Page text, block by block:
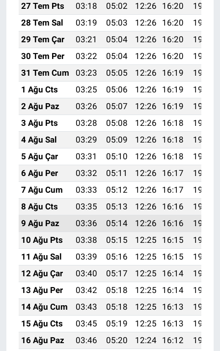
27 Tem Pts
03:18 05:02 12:26 16:20
19:41
28 Tem Sal
03:19 05:03 12:26 16:20
19:40
29 Tem Çar
03:21 05:04 12:26 16:20
19:39
30 Tem Per
03:22 05:04 12:26 16:20
19:38
31 Tem Cum
03:23 05:05 12:26 16:19
19:37
1 Ağu Cts
03:25 05:06 12:26 16:19
19:36
2 Ağu Paz
03:26 05:07 12:26 16:19
19:35
3 Ağu Pts
03:28 05:08 12:26 16:18
19:34
4 Ağu Sal
03:29 05:09 12:26 16:18
19:33
5 Ağu Çar
03:31 05:10 12:26 16:18
19:32
6 Ağu Per
03:32 05:11 12:26 16:17
19:31
7 Ağu Cum
03:33 05:12 12:26 16:17
19:30
8 Ağu Cts
03:35 05:13 12:26 16:16
19:29
9 Ağu Paz
03:36 05:14 12:26 16:16
19:27
10 Ağu Pts
03:38 05:15 12:25 16:15
19:26
11 Ağu Sal
03:39 05:16 12:25 16:15
19:25
12 Ağu Çar
03:40 05:17 12:25 16:14
19:24
13 Ağu Per
03:42 05:18 12:25 16:14
19:22
14 Ağu Cum
03:43 05:18 12:25 16:13
19:21
15 Ağu Cts
03:45 05:19 12:25 16:13
19:20
16 Ağu Paz
03:46 05:20 12:24 16:12
19:18